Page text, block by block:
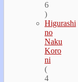
6
)
Higurashi
no
Naku
Koro
ni
(
4